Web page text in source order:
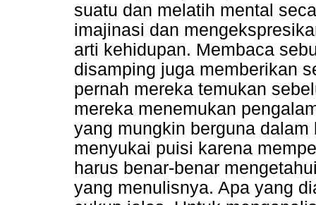
suatu dan melatih mental
imajinasi dan
arti kehidupan. Membaca
disamping juga memberikan
pernah mereka temukan
mereka menemukan
yang mungkin berguna
menyukai puisi karena
harus benar-benar
yang menulisnya. Apa yang